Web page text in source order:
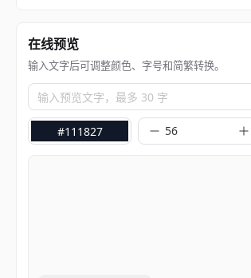
在线预览
输入文字后可调整颜色、字号和简繁转换。
输入预览文字，最多 30 字
#111827